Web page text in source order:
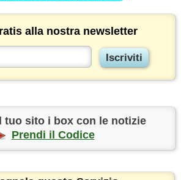
alla nostra newsletter
tuo sito i box con le notizie
Prendi il Codice